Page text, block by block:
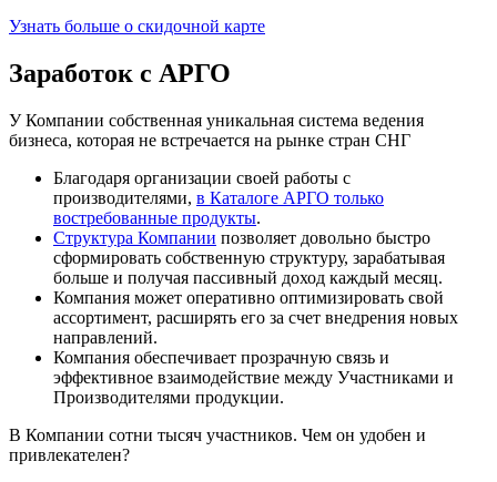
Узнать больше о скидочной карте
Заработок с АРГО
У Компании собственная уникальная система ведения
бизнеса, которая не встречается на рынке стран СНГ
Благодаря организации своей работы с
производителями, в Каталоге АРГО только
востребованные продукты.
Структура Компании позволяет довольно быстро
сформировать собственную структуру, зарабатывая
больше и получая пассивный доход каждый месяц.
Компания может оперативно оптимизировать свой
ассортимент, расширять его за счет внедрения новых
направлений.
Компания обеспечивает прозрачную связь и
эффективное взаимодействие между Участниками и
Производителями продукции.
В Компании сотни тысяч участников. Чем он удобен и
привлекателен?